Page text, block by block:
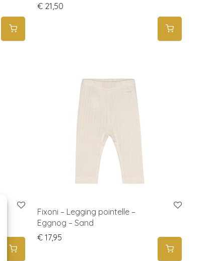
€ 21,50
Fixoni – Legging pointelle –
Eggnog – Sand
€ 17,95